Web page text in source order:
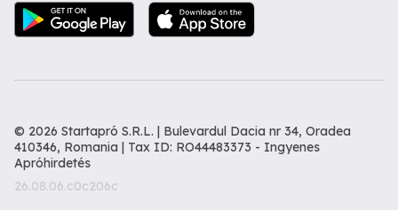
© 2026 Startapró S.R.L. | Bulevardul Dacia nr 34, Oradea
410346, Romania | Tax ID: RO44483373 - Ingyenes
Apróhirdetés
26.08.06.c0c206c